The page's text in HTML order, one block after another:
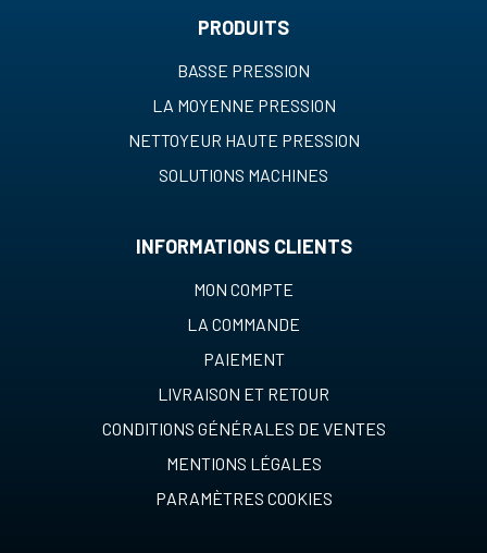
PRODUITS
BASSE PRESSION
LA MOYENNE PRESSION
NETTOYEUR HAUTE PRESSION
SOLUTIONS MACHINES
INFORMATIONS CLIENTS
MON COMPTE
LA COMMANDE
PAIEMENT
LIVRAISON ET RETOUR
CONDITIONS GÉNÉRALES DE VENTES
MENTIONS LÉGALES
PARAMÈTRES COOKIES